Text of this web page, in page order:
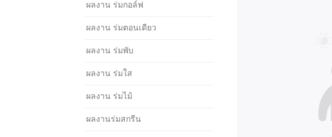
ผลงาน ร่มกอล์ฟ
ผลงาน ร่มตอนเดียว
ผลงาน ร่มพับ
ผลงาน ร่มใส
ผลงาน ร่มไม้
ผลงานร่มสกรีน